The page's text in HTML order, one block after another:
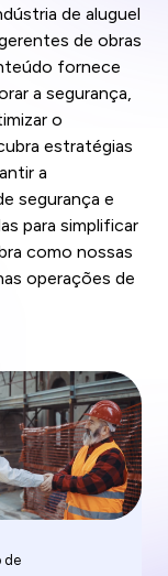
de aluguel
de obras
fornece
a segurança,
o
estratégias
a
segurança e
para simplificar
como nossas
operações de
de